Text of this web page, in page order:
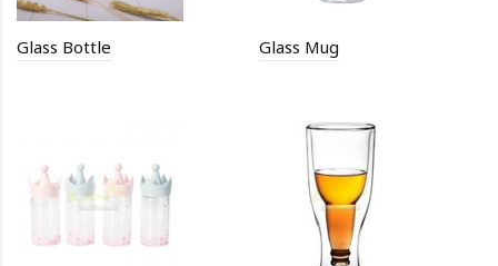
Glass Bottle Glass Mug